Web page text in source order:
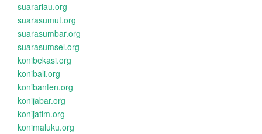
suarariau.org
suarasumut.org
suarasumbar.org
suarasumsel.org
konibekasi.org
konibali.org
konibanten.org
konijabar.org
konijatim.org
konimaluku.org